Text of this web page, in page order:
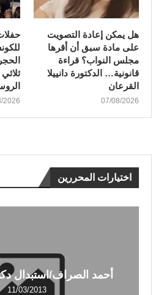
هل يمكن إعادة التصويت
على مادة سبق أن أقرها
مجلس النواب؟ قراءة
قانونية… الدكتورة دانييلا
القرعان
07/08/2026
2026
اختيارات المحررين
أحمد الصراف/استبدال
11/03/2013